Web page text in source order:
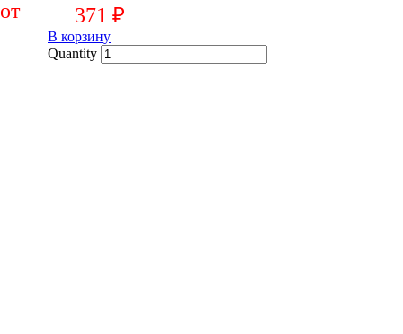
371 ₽
В корзину
Quantity